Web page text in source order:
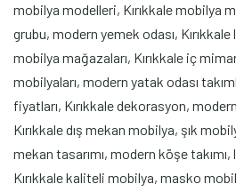
mobilya modelleri, Kırıkkale mobilya
grubu, modern yemek odası,
mobilya mağazaları, Kırıkkale iç
mobilyaları, modern yatak odası
fiyatları, Kırıkkale dekorasyon,
Kırıkkale dış mekan mobilya, şık
mekan tasarımı, modern köşe
Kırıkkale kaliteli mobilya, masko